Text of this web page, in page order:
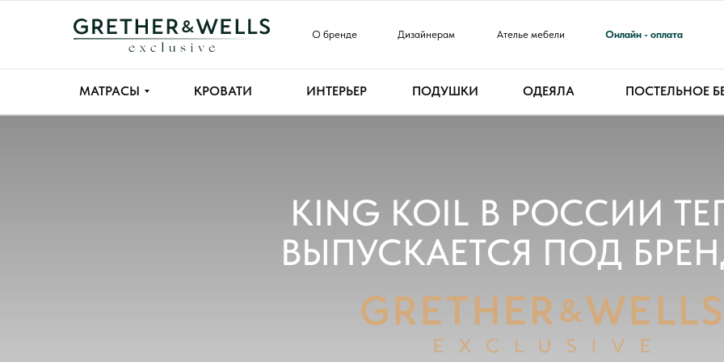
Онлайн - оплата
Ателье мебели
Дизайнерам
О бренде
МАТРАСЫ ПОДУШКИ ОДЕЯЛА ПОСТЕЛЬНОЕ
КРОВАТИ ИНТЕРЬЕР
KING KOIL В РОССИИ
ВЫПУСКАЕТСЯ ПОД